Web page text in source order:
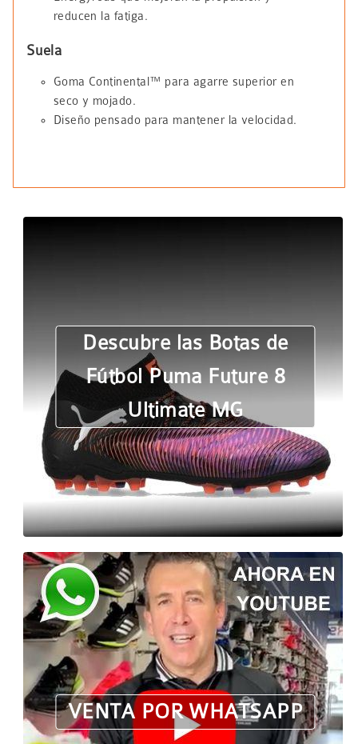
reducen la fatiga.
Suela
Goma Continental™ para agarre superior en
seco y mojado.
Diseño pensado para mantener la velocidad.
Descubre las Botas de
Fútbol Puma Future 8
Ultimate MG
VENTA POR WHATSAPP